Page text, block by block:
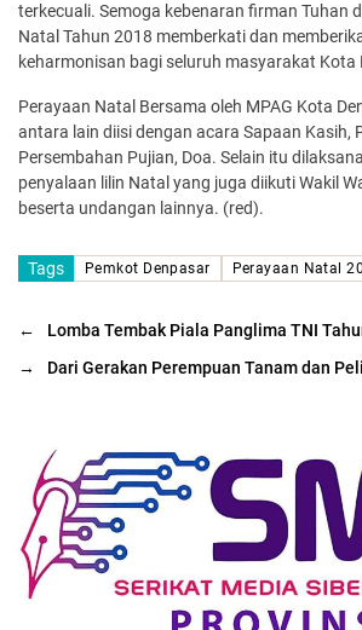
terkecuali. Semoga kebenaran firman Tuhan
Natal Tahun 2018 memberkati dan
keharmonisan bagi seluruh masyarakat Kota
Perayaan Natal Bersama oleh MPAG Kota
antara lain diisi dengan acara Sapaan Kasih,
Persembahan Pujian, Doa. Selain itu
penyalaan lilin Natal yang juga diikuti Wakil
beserta undangan lainnya. (red).
Tags Pemkot Denpasar Perayaan Natal
←
Lomba Tembak Piala Panglima TNI
→
Dari Gerakan Perempuan Tanam dan